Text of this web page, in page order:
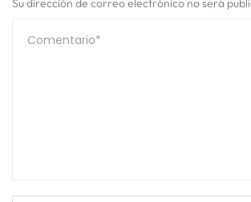
Su dirección de correo electrónico no será